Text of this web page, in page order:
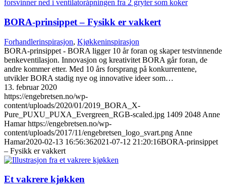
BORA-prinsippet – Fysikk er vakkert
Forhandlerinspirasjon, Kjøkkeninspirasjon
BORA-prinsippet - BORA ligger 10 år foran og skaper testvinnende
benkeventilasjon. Innovasjon og kreativitet BORA går foran, de
andre kommer etter. Med 10 års forsprang på konkurrentene,
utvikler BORA stadig nye og innovative ideer som…
13. februar 2020
https://engebretsen.no/wp-
content/uploads/2020/01/2019_BORA_X-
Pure_PUXU_PUXA_Evergreen_RGB-scaled.jpg 1409 2048 Anne
Hamar https://engebretsen.no/wp-
content/uploads/2017/11/engebretsen_logo_svart.png Anne
Hamar2020-02-13 16:56:362021-07-12 21:20:16BORA-prinsippet
– Fysikk er vakkert
Et vakrere kjøkken